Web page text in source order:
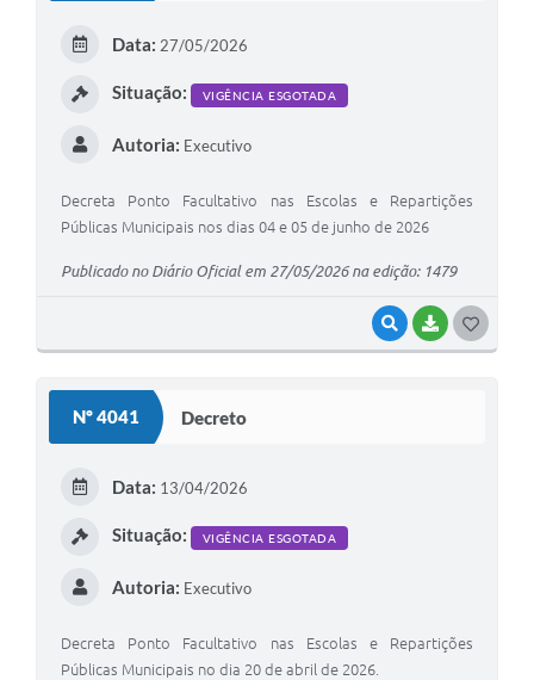
VISUALIZAR
BAIXAR
Data: 27/05/2026
Situação: VIGÊNCIA ESGOTADA
Autoria: Executivo
Decreta Ponto Facultativo nas Escolas e Repartições
Públicas Municipais nos dias 04 e 05 de junho de 2026
Publicado no Diário Oficial em 27/05/2026 na edição: 1479
Nº 4041 Decreto
Data: 13/04/2026
Situação: VIGÊNCIA ESGOTADA
Autoria: Executivo
Decreta Ponto Facultativo nas Escolas e Repartições
Públicas Municipais no dia 20 de abril de 2026.